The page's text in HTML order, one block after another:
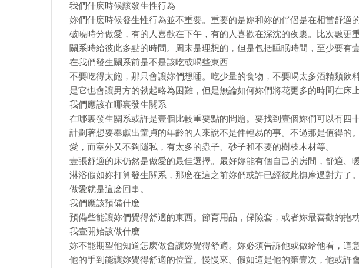
我們什麽時候該發生性行為
妳們什麽時候發生性行為並不重要。重要的是妳和妳的伴侶是在相當舒適
破曉時分做愛，有的人喜歡在下午，有的人喜歡在深沈的夜裏。比次數更
關系時給彼此多點的時間。周末是理想的，但是包括睡眠時間，至少要有
在我們發生關系前是不是該吃或喝些東西
不要吃得太飽，那只會讓妳們想睡。吃少量的食物，不要喝太多酒精類飲
是它也會讓男方的勃起略為困難，但是無論如何妳們將花更多的時間在床
我們應該在哪裏發生關系
在哪裏發生關系或許是壹個比較重要點的問題。要找到壹個妳們可以有四
計劃著想要奉獻出童貞的年齡的人來說不是件輕易的事。不過那是值得的
愛，而室外又不夠隱私，有太多的蟲子、砂子和不要的樹枝木材等。
壹張舒適的床仍然是做愛的最佳選擇。最好妳能有個自己的房間，舒適
淋浴假如妳打算發生關系，那麽在這之前妳們或許已經彼此撫摩過對方了
做愛就是這麽回事。
我們應該預備什麽
預備些能讓妳們覺得舒適的東西。節育用品，保險套，或者妳最喜歡的抱枕
我壹開始該做什麽
妳不能期望他知道怎麽做會讓妳覺得舒適。妳必須告訴他或做給他看，這
他的手到能讓妳覺得舒適的位置。慢慢來。假如這是他的第壹次，他或許